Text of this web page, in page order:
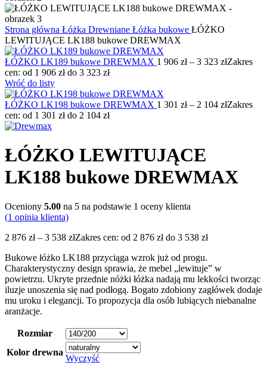
Strona główna Łóżka Drewniane Łóżka bukowe ŁÓŻKO
LEWITUJĄCE LK188 bukowe DREWMAX
ŁÓŻKO LK189 bukowe DREWMAX 1 906 zł – 3 323 złZakres
cen: od 1 906 zł do 3 323 zł
Wróć do listy
ŁÓŻKO LK198 bukowe DREWMAX 1 301 zł – 2 104 złZakres
cen: od 1 301 zł do 2 104 zł
ŁÓŻKO LEWITUJĄCE
LK188 bukowe DREWMAX
Oceniony 5.00 na 5 na podstawie 1 oceny klienta
(1 opinia klienta)
2 876 zł – 3 538 złZakres cen: od 2 876 zł do 3 538 zł
Bukowe łóżko LK188 przyciąga wzrok już od progu.
Charakterystyczny design sprawia, że mebel „lewituje” w
powietrzu. Ukryte przednie nóżki łóżka nadają mu lekkości tworząc
iluzje unoszenia się nad podłogą. Bogato zdobiony zagłówek dodaje
mu uroku i elegancji. To propozycja dla osób lubiących niebanalne
aranżacje.
Rozmiar
Kolor drewna
Wyczyść